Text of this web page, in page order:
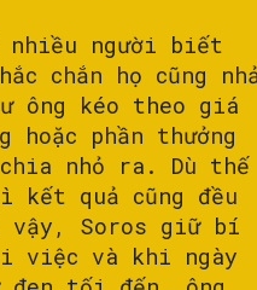
nhiều người biết
chắn họ cũng
ông kéo theo giá
hoặc phần thưởng
nhỏ ra. Dù thế
kết quả cũng đều
Soros giữ bí
việc và khi ngày